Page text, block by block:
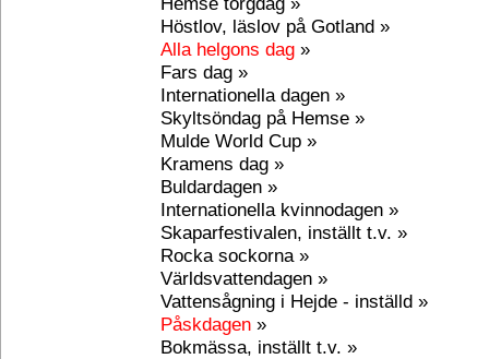
Höstlov, läslov på Gotland »
Alla helgons dag »
Fars dag »
Internationella dagen »
Skyltsöndag på Hemse »
Mulde World Cup »
Kramens dag »
Buldardagen »
Internationella kvinnodagen »
Skaparfestivalen, inställt t.v. »
Rocka sockorna »
Världsvattendagen »
Vattensågning i Hejde - inställd »
Påskdagen »
Bokmässa, inställt t.v. »